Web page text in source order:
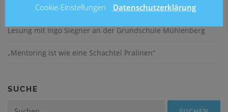
Fußballturnier am Entenfang
Lesung mit Ingo Siegner an der Grundschule Mühlenberg
„Mentoring ist wie eine Schachtel Pralinen“
SUCHE
Suchen
Cookie-Einstellungen Datenschutzerklärung